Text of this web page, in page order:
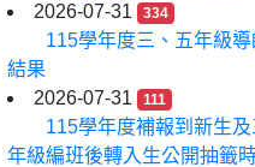
2026-07-31
334
115學年度三、五年級導
結果
2026-07-31
111
115學年度補報到新生及
年級編班後轉入生公開抽籤